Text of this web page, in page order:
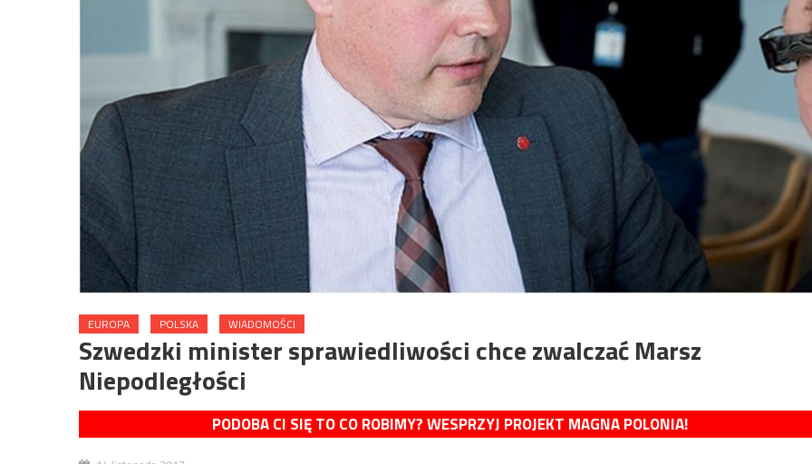
EUROPA POLSKA WIADOMOŚCI
Szwedzki minister sprawiedliwości chce zwalczać Marsz
Niepodległości
PODOBA CI SIĘ TO CO ROBIMY? WESPRZYJ PROJEKT MAGNA POLONIA!